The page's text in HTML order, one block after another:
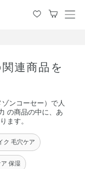
メ
連商品を
ンコーセー）で人
の商品の中に、あ
ます。
ク 毛穴ケア
ア 保湿